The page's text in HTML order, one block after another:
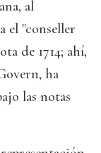
al
el "conseller
de 1714; ahí,
ha
las notas